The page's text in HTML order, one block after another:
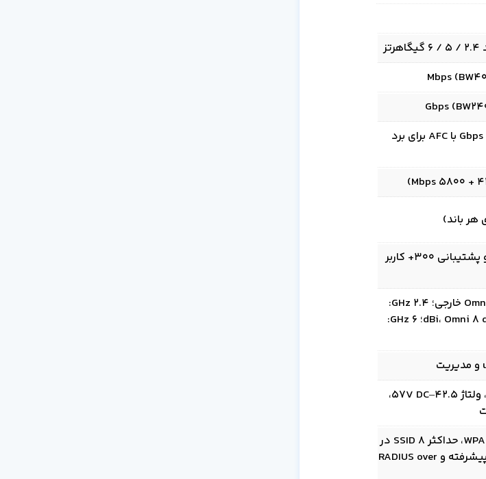
2×2 DL/UL MU‑MIMO، حداکثر 5.8 Gbps (BW320) با AFC برای برد
پوشش تا حدود 465 m² (۵۰۰۰ ft² فضای باز) و پشتیبانی 300+ کاربر
آنتن داخلی سوپر سکتور جهت‌دار + دو آنتن Omni خارجی؛ 2.4 GHz:
داخلی 8 dBi، Omni 6 dBi؛ 5 GHz: داخلی 11 dBi، Omni 8 dBi؛ 6 GHz:
PoE+ 802.3at (یا PoE پسیو در برخی کیت‌ها)، ولتاژ 42.5–57V DC،
WPA‑PSK و WPA/WPA2/WPA3/PPSK‑Enterprise، حداکثر 8 SSID در
هر رادیو، VLAN 802.1Q، Guest Isolation، QoS پیشرفته و RADIUS over